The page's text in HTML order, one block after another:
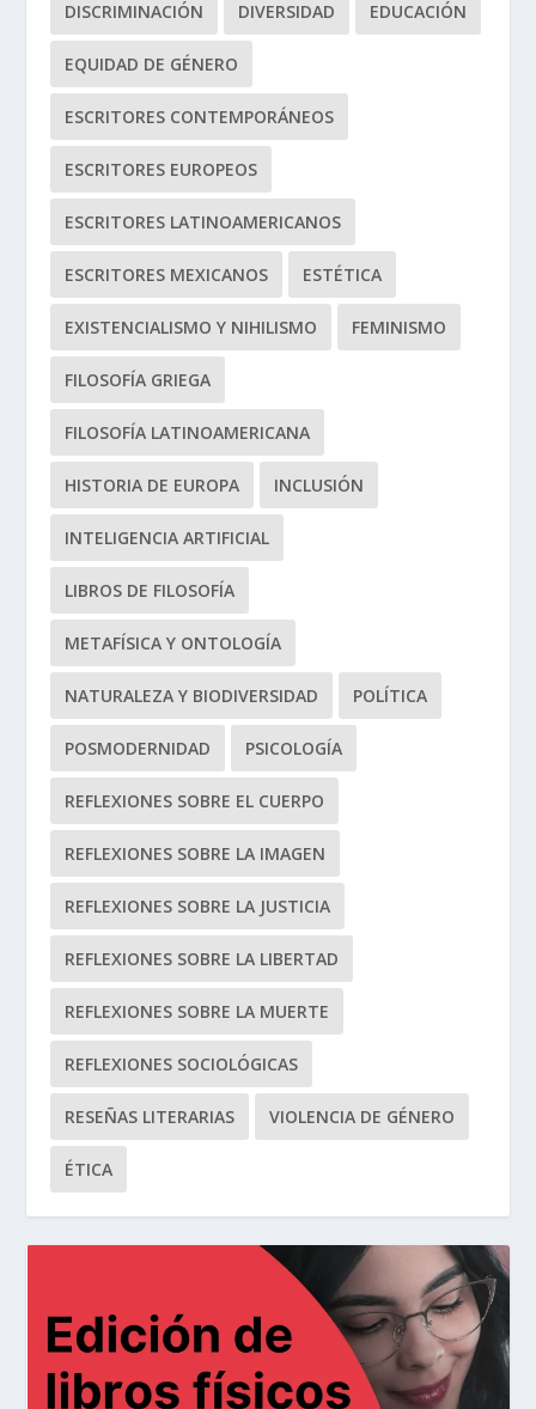
DISCRIMINACIÓN DIVERSIDAD EDUCACIÓN
EQUIDAD DE GÉNERO
ESCRITORES CONTEMPORÁNEOS
ESCRITORES EUROPEOS
ESCRITORES LATINOAMERICANOS
ESCRITORES MEXICANOS ESTÉTICA
EXISTENCIALISMO Y NIHILISMO FEMINISMO
FILOSOFÍA GRIEGA
FILOSOFÍA LATINOAMERICANA
HISTORIA DE EUROPA INCLUSIÓN
INTELIGENCIA ARTIFICIAL
LIBROS DE FILOSOFÍA
METAFÍSICA Y ONTOLOGÍA
NATURALEZA Y BIODIVERSIDAD POLÍTICA
POSMODERNIDAD PSICOLOGÍA
REFLEXIONES SOBRE EL CUERPO
REFLEXIONES SOBRE LA IMAGEN
REFLEXIONES SOBRE LA JUSTICIA
REFLEXIONES SOBRE LA LIBERTAD
REFLEXIONES SOBRE LA MUERTE
REFLEXIONES SOCIOLÓGICAS
RESEÑAS LITERARIAS VIOLENCIA DE GÉNERO
ÉTICA